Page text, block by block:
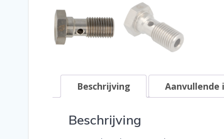
Beschrijving
Beschrijving